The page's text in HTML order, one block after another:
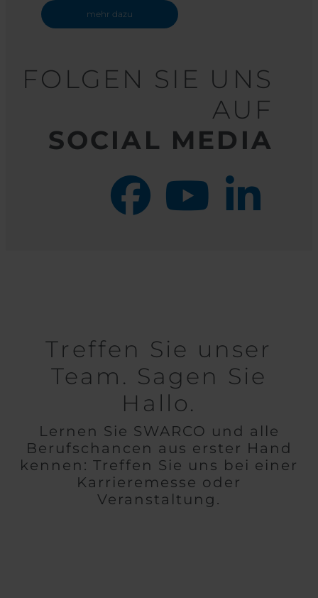
mehr dazu
FOLGEN SIE UNS
AUF
SOCIAL MEDIA
facebook youtube
Treffen Sie unser
Team. Sagen Sie
Hallo.
Lernen Sie SWARCO und alle
Berufschancen aus erster Hand
kennen: Treffen Sie uns bei einer
Karrieremesse oder
Veranstaltung.